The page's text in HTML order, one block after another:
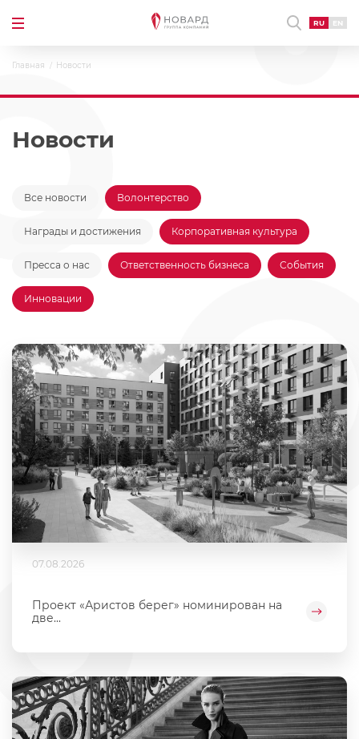
RU EN
Главная Новости
Новости
Все новости Волонтерство
Награды и достижения Корпоративная культура
Пресса о нас Ответственность бизнеса События
Инновации
07.08.2026
Проект «Аристов берег» номинирован на
две...